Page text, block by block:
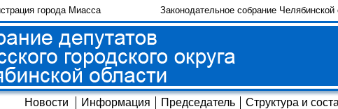
города Миасса Законодательное собрание Челябинской
Новости Информация Председатель Структура и